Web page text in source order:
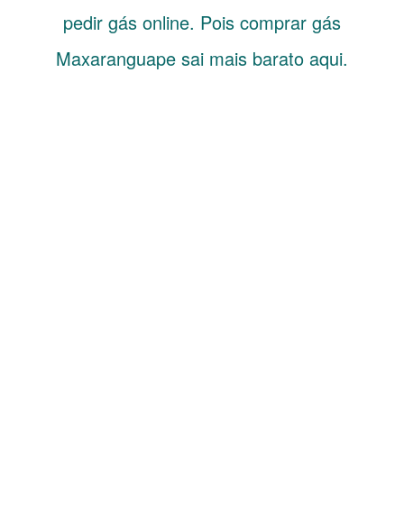
pedir gás online. Pois comprar gás
Maxaranguape sai mais barato aqui.